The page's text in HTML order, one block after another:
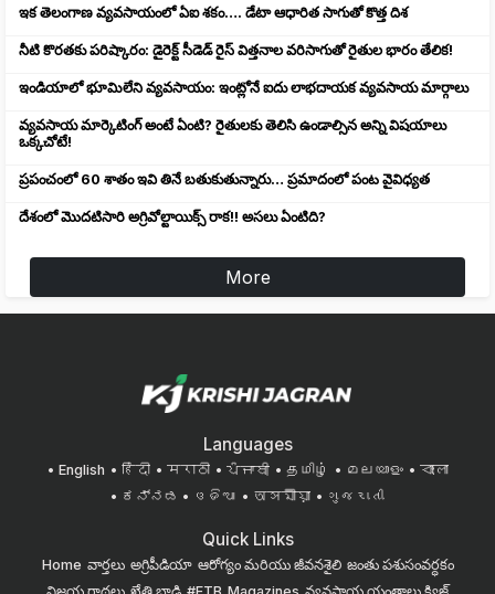
ఇక తెలంగాణ వ్యవసాయంలో ఏఐ శకం…. డేటా ఆధారిత సాగుతో కొత్త దిశ
నీటి కొరతకు పరిష్కారం: డైరెక్ట్ సీడెడ్ రైస్ విత్తనాల వరిసాగుతో రైతుల భారం తేలిక!
ఇండియాలో భూమిలేని వ్యవసాయం: ఇంట్లోనే ఐదు లాభదాయక వ్యవసాయ మార్గాలు
వ్యవసాయ మార్కెటింగ్ అంటే ఏంటి? రైతులకు తెలిసి ఉండాల్సిన అన్ని విషయాలు
ఒక్కచోటే!
ప్రపంచంలో 60 శాతం ఇవి తినే బతుకుతున్నారు… ప్రమాదంలో పంట వైవిధ్యత
దేశంలో మొదటిసారి అగ్రివోల్టాయిక్స్ రాక!! అసలు ఏంటిది?
More
Languages
English हिंदी मराठी ਪੰਜਾਬੀ தமிழ் മലയാളം
বাংলা
ಕನ್ನಡ
ଓଡିଆ অসমীয়া ગુજરાતી
Quick Links
Home వార్తలు అగ్రిపీడియా ఆరోగ్యం మరియు జీవనశైలి జంతు పశుసంవర్ధకం